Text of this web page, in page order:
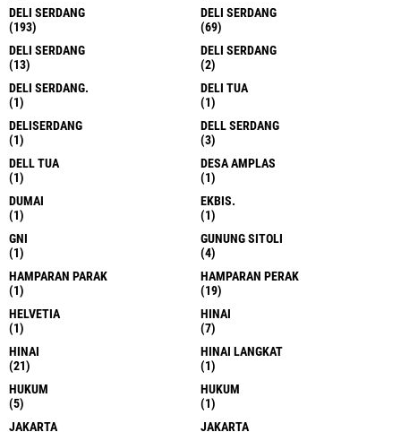
DELI SERDANG
(193)
DELI SERDANG
(69)
DELI SERDANG
(13)
DELI SERDANG
(2)
DELI SERDANG.
(1)
DELI TUA
(1)
DELISERDANG
(1)
DELL SERDANG
(3)
DELL TUA
(1)
DESA AMPLAS
(1)
DUMAI
(1)
EKBIS.
(1)
GNI
(1)
GUNUNG SITOLI
(4)
HAMPARAN PARAK
(1)
HAMPARAN PERAK
(19)
HELVETIA
(1)
HINAI
(7)
HINAI
(21)
HINAI LANGKAT
(1)
HUKUM
(5)
HUKUM
(1)
JAKARTA
JAKARTA